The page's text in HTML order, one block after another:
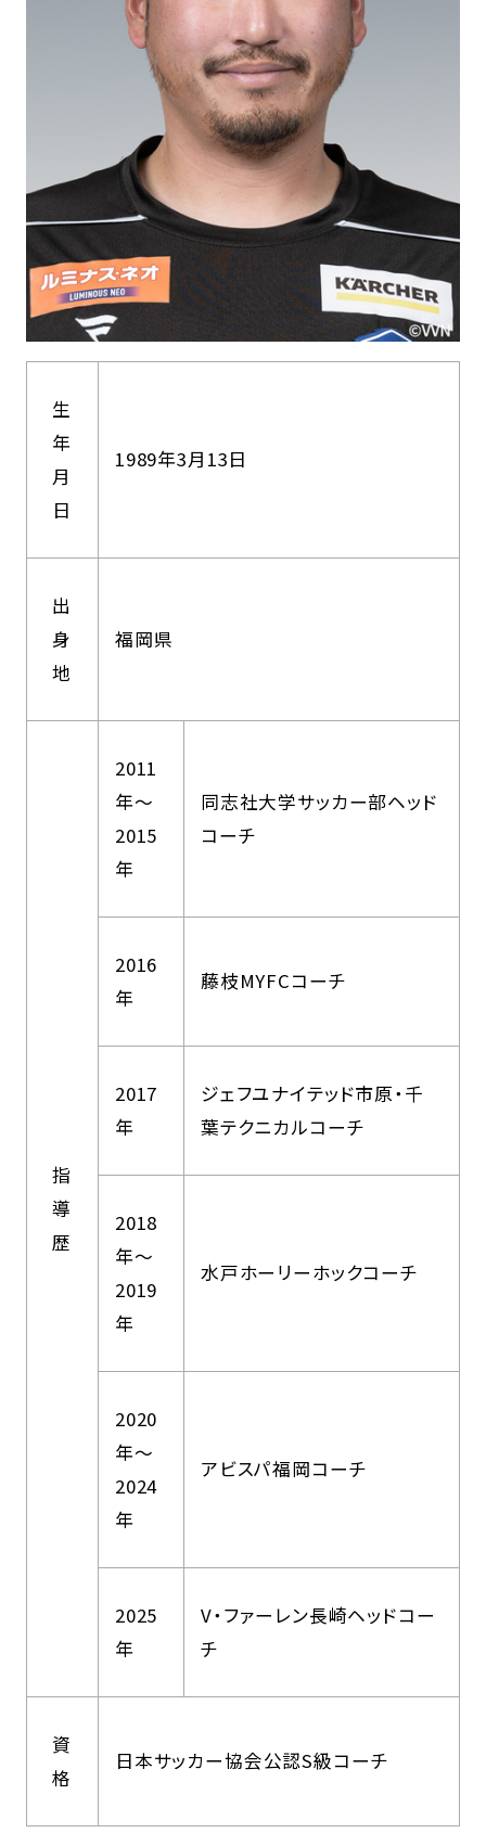
生
年
月
日
1989年3月13日
出
身
地
福岡県
指
導
歴
2011
年〜
2015
年
同志社大学サッカー部ヘッド
コーチ
2016
年
藤枝MYFCコーチ
2017
年
ジェフユナイテッド市原・千
葉テクニカルコーチ
2018
年〜
2019
年
水戸ホーリーホックコーチ
2020
年〜
2024
年
アビスパ福岡コーチ
2025
年
V・ファーレン長崎ヘッドコー
チ
資
格
日本サッカー協会公認S級コーチ